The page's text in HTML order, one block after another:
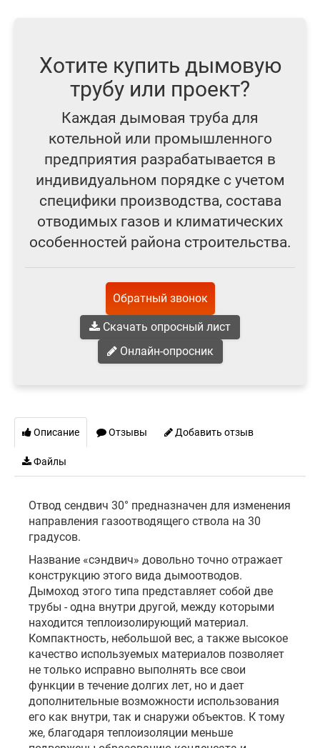
Хотите купить дымовую
трубу или проект?
Каждая дымовая труба для
котельной или промышленного
предприятия разрабатывается в
индивидуальном порядке с учетом
специфики производства, состава
отводимых газов и климатических
особенностей района строительства.
Обратный звонок
Скачать опросный лист
Онлайн-опросник
Описание Отзывы Добавить отзыв
Файлы
Отвод сендвич 30° предназначен для изменения
направления газоотводящего ствола на 30
градусов.
Название «сэндвич» довольно точно отражает
конструкцию этого вида дымоотводов.
Дымоход этого типа представляет собой две
трубы - одна внутри другой, между которыми
находится теплоизолирующий материал.
Компактность, небольшой вес, а также высокое
качество используемых материалов позволяет
не только исправно выполнять все свои
функции в течение долгих лет, но и дает
дополнительные возможности использования
его как внутри, так и снаружи объектов. К тому
же, благодаря теплоизоляции меньше